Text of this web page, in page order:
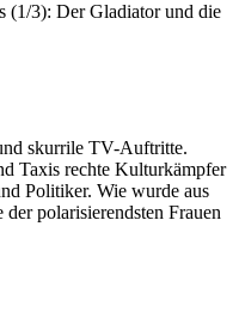
(1/3): Der Gladiator und die
skurrile TV-Auftritte.
Taxis rechte Kulturkämpfer
Politiker. Wie wurde aus
polarisierendsten Frauen